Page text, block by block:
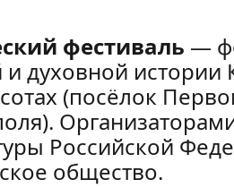
фестиваль —
и духовной
(посёлок
Российской
общество.